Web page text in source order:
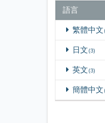
語言
繁體中文
日文 3
英文 3
簡體中文